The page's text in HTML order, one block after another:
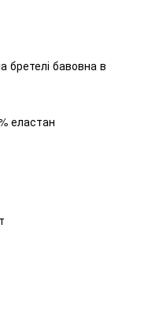
бретелі бавовна в
еластан